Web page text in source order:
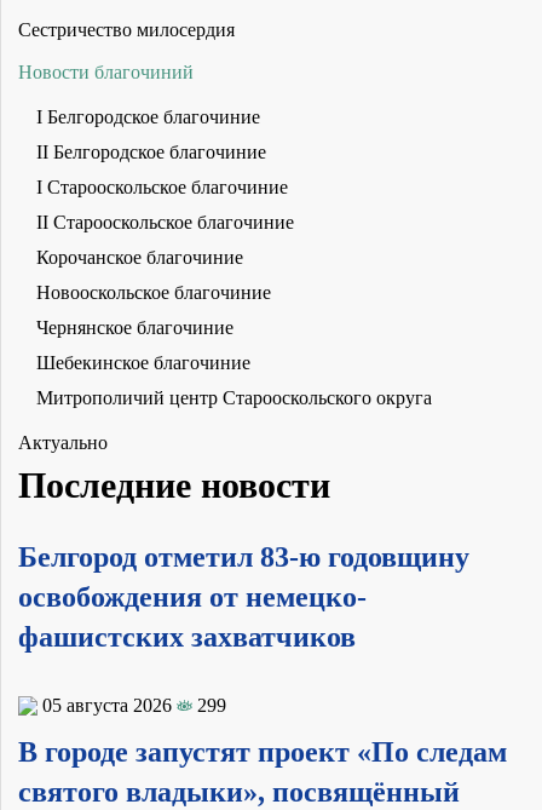
Сестричество милосердия
Новости благочиний
I Белгородское благочиние
II Белгородское благочиние
I Старооскольское благочиние
II Старооскольское благочиние
Корочанское благочиние
Новооскольское благочиние
Чернянское благочиние
Шебекинское благочиние
Митрополичий центр Старооскольского округа
Актуально
Последние новости
Белгород отметил 83-ю годовщину
освобождения от немецко-
фашистских захватчиков
05 августа 2026 299
В городе запустят проект «По следам
святого владыки», посвящённый